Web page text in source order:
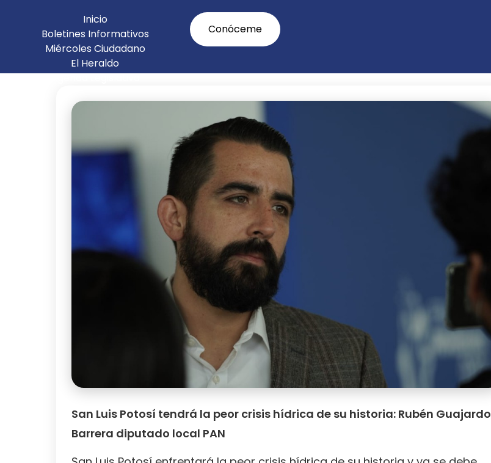
Inicio
Boletines Informativos
Miércoles Ciudadano
El Heraldo
Agenda Legislativa
Conóceme
San Luis Potosí tendrá la peor crisis hídrica de su historia: Rubén Guajardo
Barrera diputado local PAN